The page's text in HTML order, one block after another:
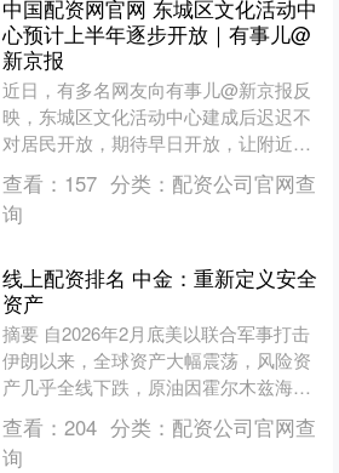
中国配资网官网 东城区文化活动中
心预计上半年逐步开放｜有事儿@
新京报
近日，有多名网友向有事儿@新京报反
映，东城区文化活动中心建成后迟迟不
对居民开放，期待早日开放，让附近居
民有个看书、借书的好去处。据了解，
位于幸福大街的东城区文化....
查看： 157 分类： 配资公司官网查
询
线上配资排名 中金：重新定义安全
资产
摘要 自2026年2月底美以联合军事打击
伊朗以来，全球资产大幅震荡，风险资
产几乎全线下跌，原油因霍尔木兹海峡
供应中断的担忧而暴涨，布伦特原油较
冲突前累计涨幅接近....
查看： 204 分类： 配资公司官网查
询